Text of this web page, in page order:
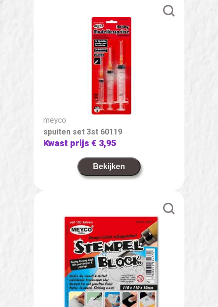
meyco
spuiten set 3st 60119
Kwast prijs€ 3,95
Bekijken